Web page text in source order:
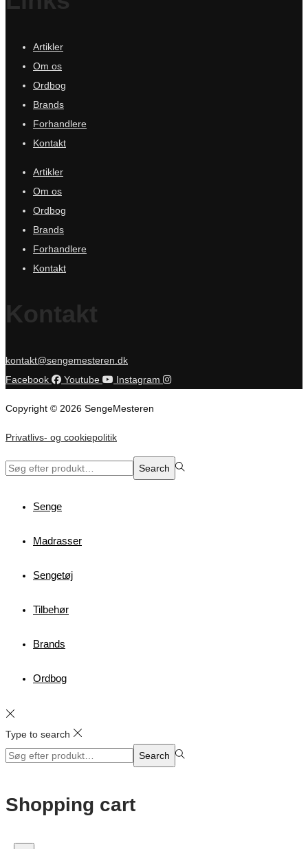
Artikler
Om os
Ordbog
Brands
Forhandlere
Kontakt
Artikler
Om os
Ordbog
Brands
Forhandlere
Kontakt
Kontakt
kontakt@sengemesteren.dk
Facebook
Youtube Instagram
Copyright © 2026 SengeMesteren
Privatlivs- og cookiepolitik
Search
Search
Senge
Madrasser
Sengetøj
Tilbehør
Brands
Ordbog
Type to search
Search
Search
Shopping cart